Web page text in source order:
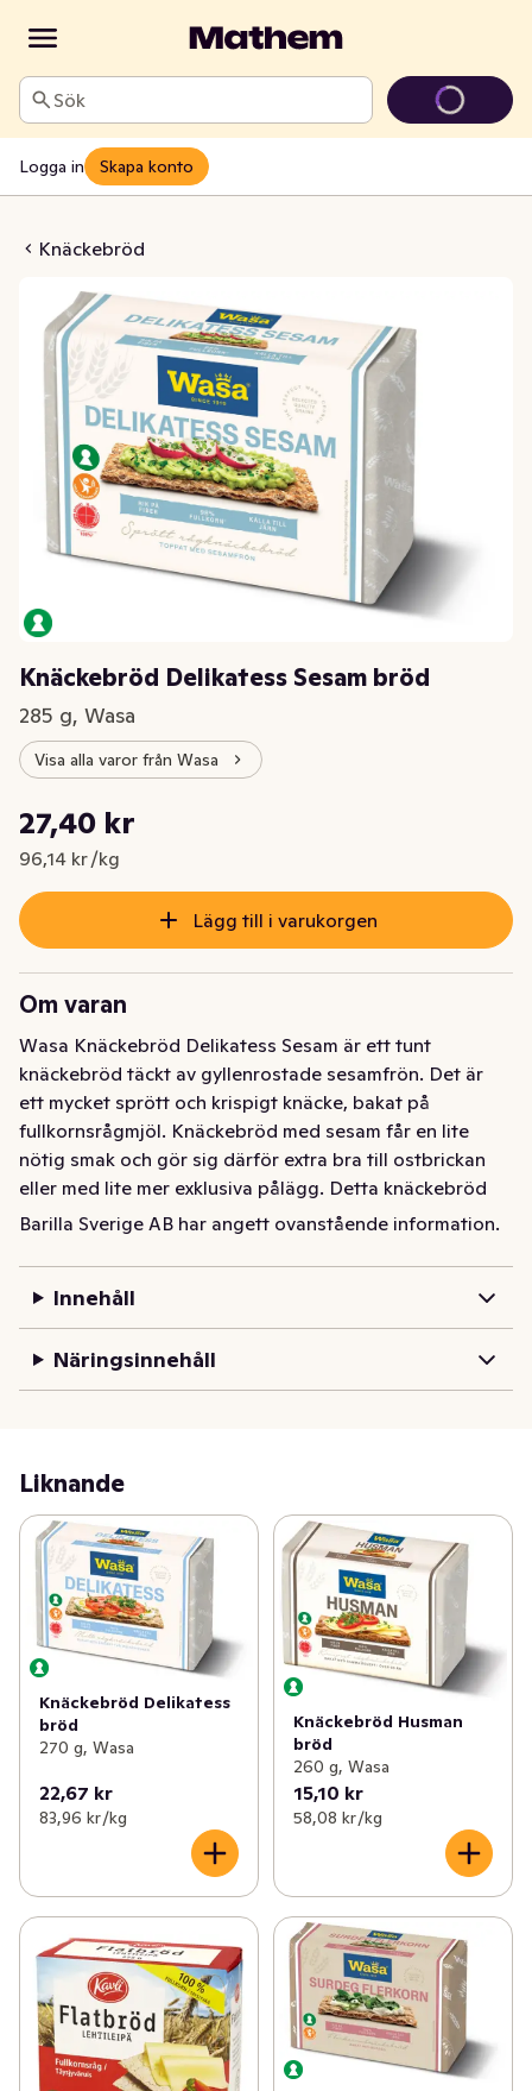
Sök
Logga in Skapa konto
Knäckebröd
Sesam bröd
Knäckebröd Delikatess Sesam bröd
285 g, Wasa
Visa alla varor från Wasa
Nuvarande pris är: 27,40 kr
27,40 kr
96,14 kr /kg
Styckpris: 96,14 kr /kg
Lägg till i varukorgen
Om varan
Wasa Knäckebröd Delikatess Sesam är ett tunt
knäckebröd täckt av gyllenrostade sesamfrön. Det är
ett mycket sprött och krispigt knäcke, bakat på
fullkornsrågmjöl. Knäckebröd med sesam får en lite
nötig smak och gör sig därför extra bra till ostbrickan
eller med lite mer exklusiva pålägg. Detta knäckebröd
med frön är dock en delikatess även till frukost eller
98% fullkorn och är rikt på kostfiber. Wasa Delikatess
Knäckebröd Sesam är nyckelhålsmärkt och 100%
klimatkompenserat.
Wasa Knäckebröd Delikatess Sesam är ett tunt
knäckebröd täckt av gyllenrostade sesamfrön. Det är
nötig smak och gör sig därför extra bra till ostbrickan
eller med lite mer exklusiva pålägg. Detta knäckebröd
med frön är dock en delikatess även till frukost eller
som en vanlig knäckemacka. Vårt rågknäcke innehåller
98% fullkorn och är rikt på kostfiber. Wasa Delikatess
Knäckebröd Sesam är nyckelhålsmärkt.
Barilla Sverige AB har angett ovanstående information.
Innehåll
Näringsinnehåll
Liknande
Knäckebröd Delikatess
bröd
270 g, Wasa
22,67 kr
83,96 kr /kg
Knäckebröd Husman
bröd
260 g, Wasa
15,10 kr
58,08 kr /kg